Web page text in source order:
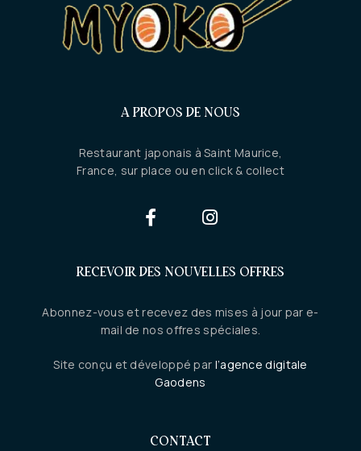
A PROPOS DE NOUS
Restaurant japonais à Saint Maurice,
France, sur place ou en click & collect
RECEVOIR DES NOUVELLES OFFRES
Abonnez-vous et recevez des mises à jour par e-
mail de nos offres spéciales.
Site conçu et développé par l’agence digitale
Gaodens
CONTACT